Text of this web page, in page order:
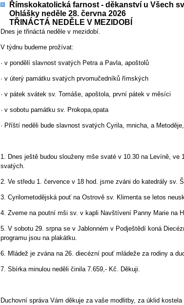
Římskokatolická farnost - děkanství u Všech
Ohlášky neděle 28. června 2026
TŘINÁCTÁ NEDĚLE V MEZIDOBÍ
Dnes je třináctá neděle v mezidobí.
V týdnu budeme prožívat:
· v pondělí slavnost svatých Petra a Pavla, apoštolů
· v úterý památku svatých prvomučedníků římských
· v pátek svátek sv. Tomáše, apoštola, první pátek v měsíci
· v sobotu památku sv. Prokopa,opata
· Příští neděli bude slavnost svatých Cyrila, mnicha, a
1. Dnes ještě budou slouženy mše svaté v 10.30 na Levíně,
svatých.
2. Ve středu 1. července v 18 hod. jsme zváni do katedrály sv.
3. Cyrilometodějská pouť na Ostrově sv. Klimenta se letos
4. Zveme na poutní mši sv. v kapli Navštívení Panny Marie na
5. V sobotu 29. srpna se v Jablonném v Podještědí koná
programu jsou na plakátku.
6. Mládež je zvána na 26. diecézní pouť mládeže za rodiny a
7. Sbírka minulou neděli činila 7.659,- Kč. Děkuji.
Duchovní správa Vám děkuje za vaše modlitby, za úklid